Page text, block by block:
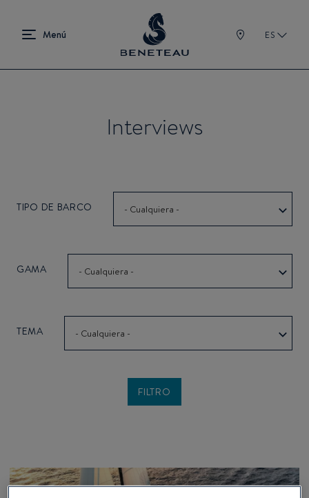
ES
Interviews
TIPO DE BARCO - Cualquiera -
GAMA - Cualquiera -
TEMA - Cualquiera -